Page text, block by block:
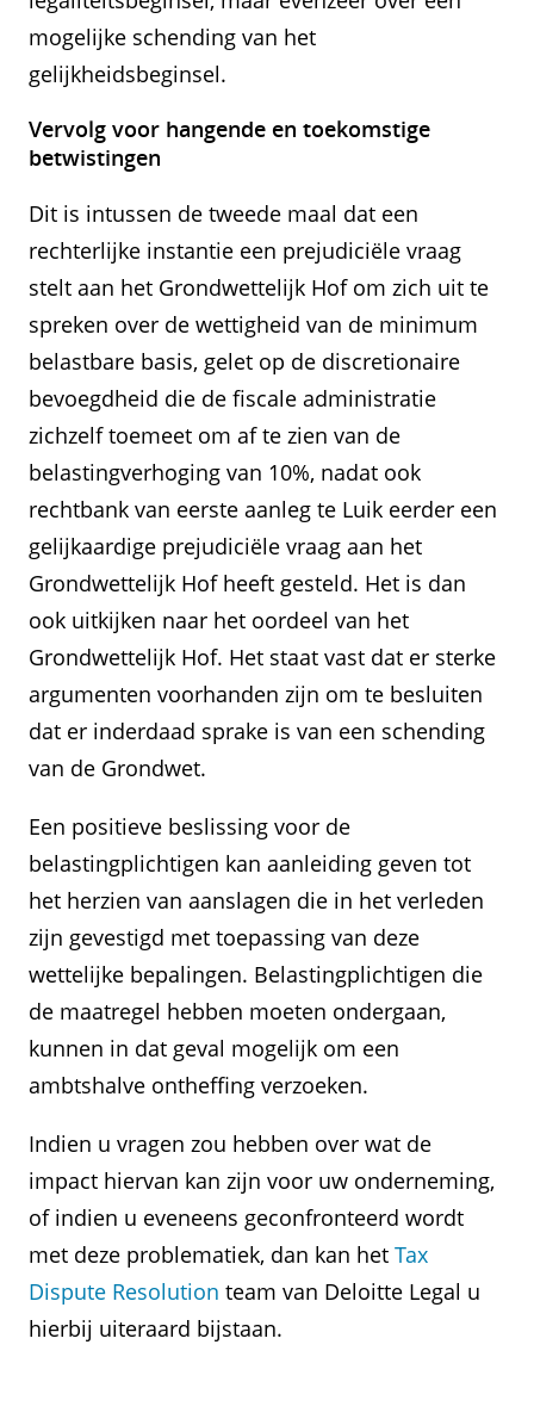
mogelijke schending van het
gelijkheidsbeginsel.
Vervolg voor hangende en toekomstige
betwistingen
Dit is intussen de tweede maal dat een
rechterlijke instantie een prejudiciële vraag
stelt aan het Grondwettelijk Hof om zich uit te
spreken over de wettigheid van de minimum
belastbare basis, gelet op de discretionaire
bevoegdheid die de fiscale administratie
zichzelf toemeet om af te zien van de
belastingverhoging van 10%, nadat ook
rechtbank van eerste aanleg te Luik eerder een
gelijkaardige prejudiciële vraag aan het
Grondwettelijk Hof heeft gesteld. Het is dan
ook uitkijken naar het oordeel van het
Grondwettelijk Hof. Het staat vast dat er sterke
argumenten voorhanden zijn om te besluiten
dat er inderdaad sprake is van een schending
van de Grondwet.
Een positieve beslissing voor de
belastingplichtigen kan aanleiding geven tot
het herzien van aanslagen die in het verleden
zijn gevestigd met toepassing van deze
wettelijke bepalingen. Belastingplichtigen die
de maatregel hebben moeten ondergaan,
kunnen in dat geval mogelijk om een
ambtshalve ontheffing verzoeken.
Indien u vragen zou hebben over wat de
impact hiervan kan zijn voor uw onderneming,
of indien u eveneens geconfronteerd wordt
met deze problematiek, dan kan het Tax
Dispute Resolution team van Deloitte Legal u
hierbij uiteraard bijstaan.